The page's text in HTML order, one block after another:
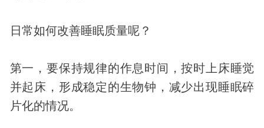
日常如何改善睡眠质量呢？
第一，要保持规律的作息时间，按时上床睡觉
并起床，形成稳定的生物钟，减少出现睡眠碎
片化的情况。